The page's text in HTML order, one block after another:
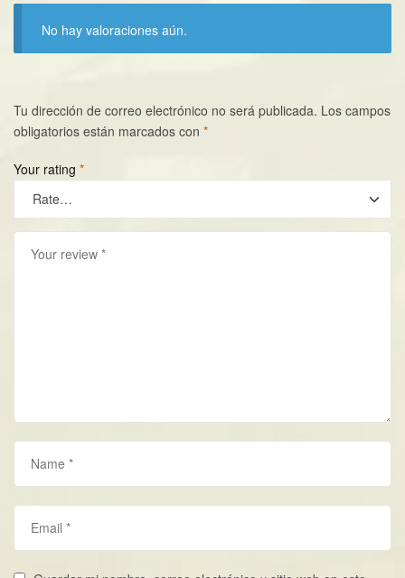
No hay valoraciones aún.
Tu dirección de correo electrónico no será publicada. Los campos
obligatorios están marcados con *
Your rating *